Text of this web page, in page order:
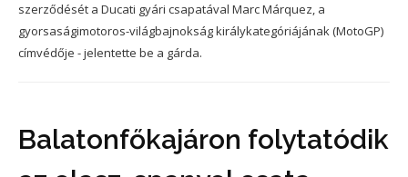
szerződését a Ducati gyári csapatával Marc Márquez, a
gyorsaságimotoros-világbajnokság királykategóriájának (MotoGP)
címvédője - jelentette be a gárda.
Balatonfőkajáron folytatódik